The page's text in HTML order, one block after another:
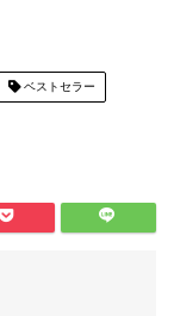
ベストセラー